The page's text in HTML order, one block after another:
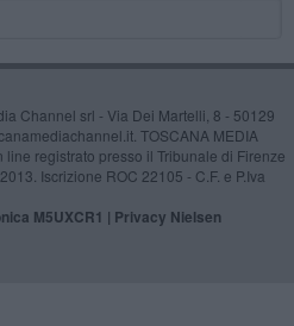
Channel srl - Via Dei Martelli, 8 - 50129
TOSCANA MEDIA
line registrato presso il Tribunale di Firenze
Iscrizione ROC 22105 - C.F. e P.Iva
M5UXCR1 | Privacy Nielsen